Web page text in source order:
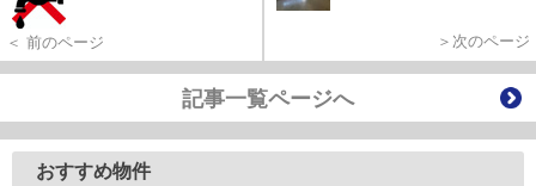
＜ 前のページ ＞次のページ
記事一覧ページへ
おすすめ物件